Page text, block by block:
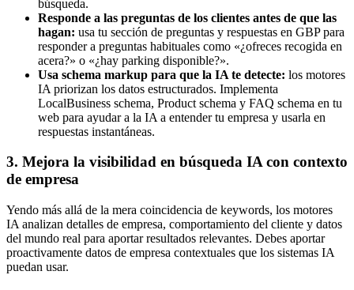
búsqueda.
Responde a las preguntas de los clientes antes de que las
hagan: usa tu sección de preguntas y respuestas en GBP para
responder a preguntas habituales como «¿ofreces recogida en
acera?» o «¿hay parking disponible?».
Usa schema markup para que la IA te detecte: los motores
IA priorizan los datos estructurados. Implementa
LocalBusiness schema, Product schema y FAQ schema en tu
web para ayudar a la IA a entender tu empresa y usarla en
respuestas instantáneas.
3. Mejora la visibilidad en búsqueda IA con contexto
de empresa
Yendo más allá de la mera coincidencia de keywords, los motores
IA analizan detalles de empresa, comportamiento del cliente y datos
del mundo real para aportar resultados relevantes. Debes aportar
proactivamente datos de empresa contextuales que los sistemas IA
puedan usar.